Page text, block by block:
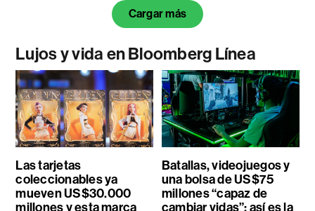
Cargar más
Lujos y vida en Bloomberg Línea
Las tarjetas
coleccionables ya
mueven US$30.000
millones y esta marca
Batallas, videojuegos y
una bolsa de US$75
millones “capaz de
cambiar vidas”: así es la